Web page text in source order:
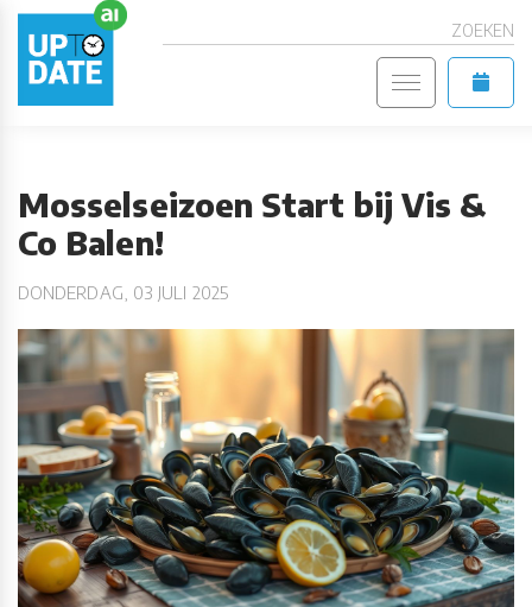
ZOEKEN
Mosselseizoen Start bij Vis &
Co Balen!
DONDERDAG, 03 JULI 2025